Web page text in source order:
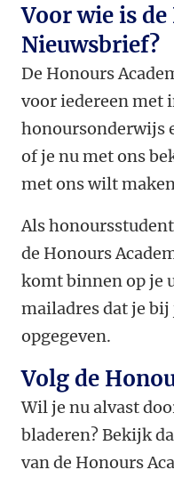
Voor wie is
Nieuwsbrief?
De Honours
voor iedereen met
honoursonderwijs
of je nu met ons
met ons wilt
Als
de Honours
komt binnen op je
mailadres dat je
opgegeven.
Volg de
Wil je nu alvast
bladeren? Bekijk
van de Honours